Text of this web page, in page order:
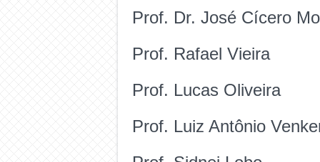
Prof. Dr. José Cícero
Prof. Rafael Vieira
Prof. Lucas Oliveira
Prof. Luiz Antônio